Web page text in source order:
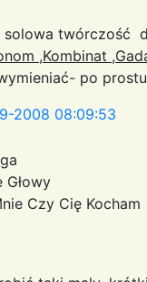
twórczość
,Kombinat
po
2008 08:09:53
Głowy
Czy Cię Kocham